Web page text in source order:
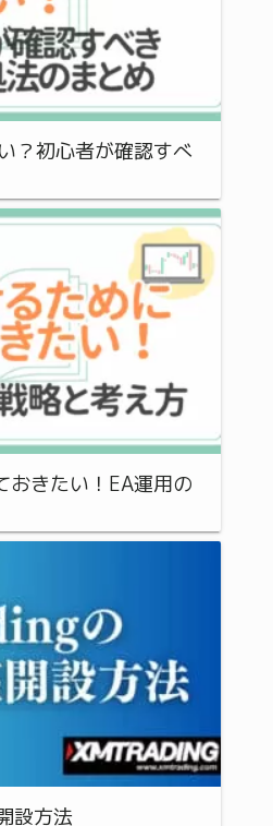
？初心者が確認すべ
おきたい！EA運用の
設方法